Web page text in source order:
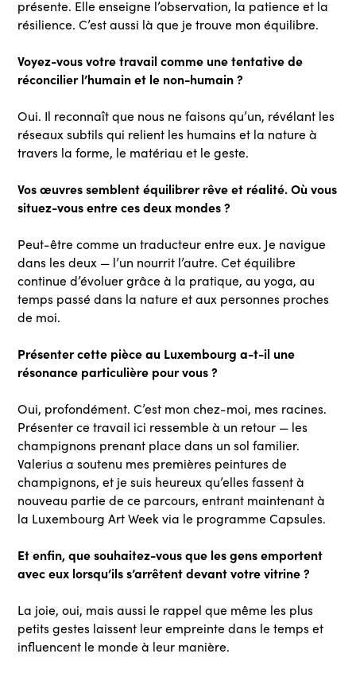
présente. Elle enseigne l’observation, la patience et la
résilience. C’est aussi là que je trouve mon équilibre.
Voyez-vous votre travail comme une tentative de
réconcilier l’humain et le non-humain ?
Oui. Il reconnaît que nous ne faisons qu’un, révélant les
réseaux subtils qui relient les humains et la nature à
travers la forme, le matériau et le geste.
Vos œuvres semblent équilibrer rêve et réalité. Où vous
situez-vous entre ces deux mondes ?
Peut-être comme un traducteur entre eux. Je navigue
dans les deux — l’un nourrit l’autre. Cet équilibre
continue d’évoluer grâce à la pratique, au yoga, au
temps passé dans la nature et aux personnes proches
de moi.
Présenter cette pièce au Luxembourg a-t-il une
résonance particulière pour vous ?
Oui, profondément. C’est mon chez-moi, mes racines.
Présenter ce travail ici ressemble à un retour — les
champignons prenant place dans un sol familier.
Valerius a soutenu mes premières peintures de
champignons, et je suis heureux qu’elles fassent à
nouveau partie de ce parcours, entrant maintenant à
la Luxembourg Art Week via le programme Capsules.
Et enfin, que souhaitez-vous que les gens emportent
avec eux lorsqu’ils s’arrêtent devant votre vitrine ?
La joie, oui, mais aussi le rappel que même les plus
petits gestes laissent leur empreinte dans le temps et
influencent le monde à leur manière.